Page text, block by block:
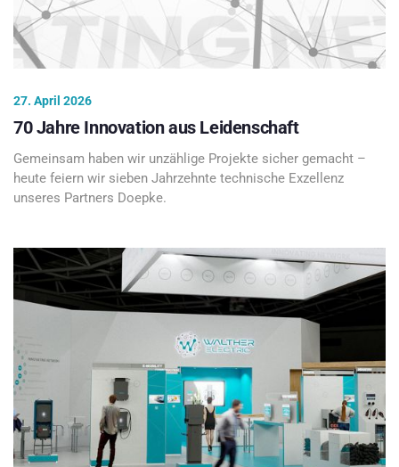
27. April 2026
70 Jahre Innovation aus Leidenschaft
Gemeinsam haben wir unzählige Projekte sicher gemacht –
heute feiern wir sieben Jahrzehnte technische Exzellenz
unseres Partners Doepke.